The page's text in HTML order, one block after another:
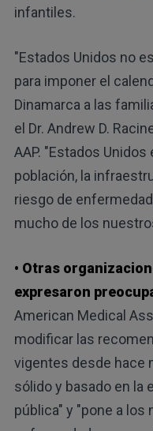
infantiles.
"Estados Unidos no
para imponer el
Dinamarca a las
el Dr. Andrew D.
AAP. "Estados
población, la
riesgo de
mucho de los
• Otras
expresaron
American Medical
modificar las
vigentes desde hace
sólido y basado en la
pública" y "pone a